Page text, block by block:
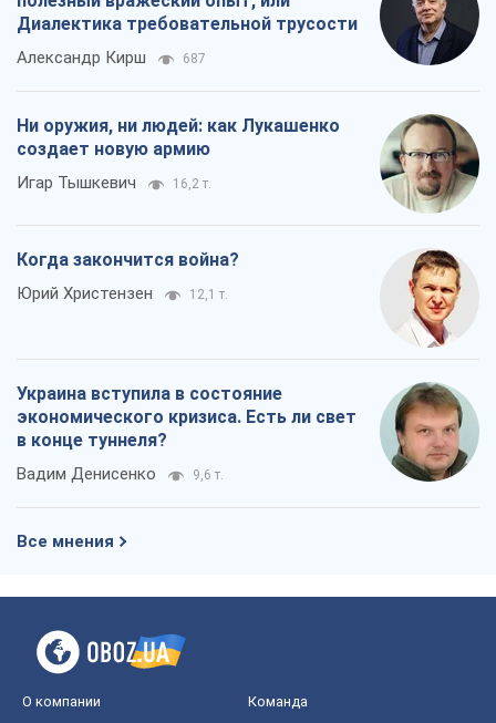
Диалектика требовательной трусости
Александр Кирш 687
Ни оружия, ни людей: как Лукашенко
создает новую армию
Игар Тышкевич 16,2 т.
Когда закончится война?
Юрий Христензен 12,1 т.
Украина вступила в состояние
экономического кризиса. Есть ли свет
в конце туннеля?
Вадим Денисенко 9,6 т.
Все мнения
О компании Команда